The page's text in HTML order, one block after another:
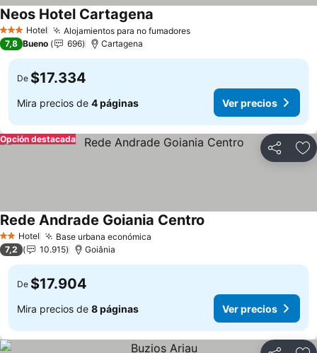
3 Estrellas
Hotel Alojamientos para no fumadores
Neos Hotel Cartagena
7,8 Bueno 696 Cartagena
De $17.334
Mira precios de 4 páginas Ver precios
Compartir
Opción destacada
2 Estrellas
Hotel Base urbana económica
Rede Andrade Goiania Centro
7,2 10.915 Goiânia
De $17.904
Mira precios de 8 páginas Ver precios